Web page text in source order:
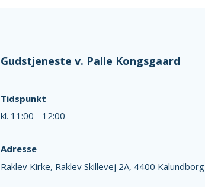
Gudstjeneste v. Palle Kongsgaard
Tidspunkt
kl. 11:00 - 12:00
Adresse
Raklev Kirke, Raklev Skillevej 2A, 4400 Kalundborg